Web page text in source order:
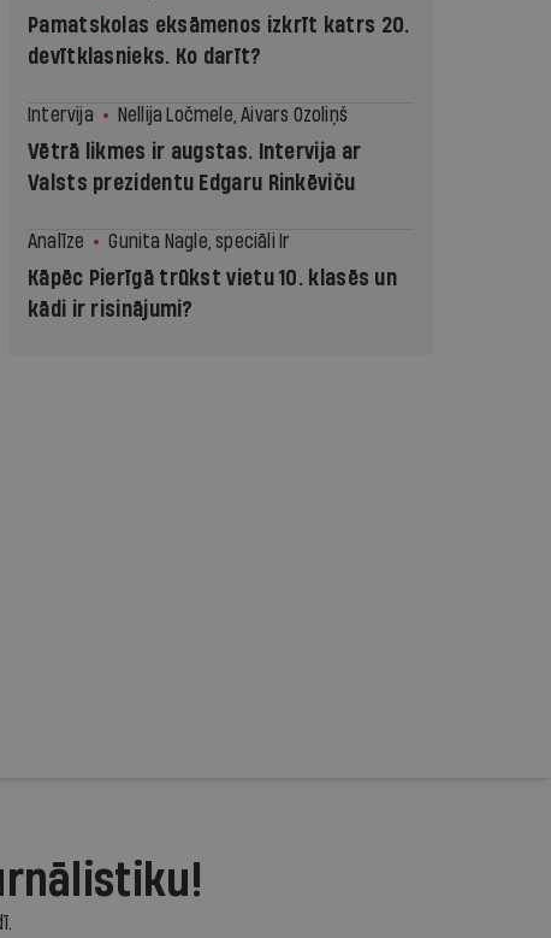
Pamatskolas eksāmenos izkrīt katrs 20.
devītklasnieks. Ko darīt?
Intervija Nellija Ločmele, Aivars Ozoliņš
Vētrā likmes ir augstas. Intervija ar
Valsts prezidentu Edgaru Rinkēviču
Analīze Gunita Nagle, speciāli Ir
Kāpēc Pierīgā trūkst vietu 10. klasēs un
kādi ir risinājumi?